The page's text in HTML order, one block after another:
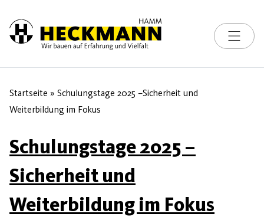
Skip to content
Toggle
Startseite » Schulungstage 2025 –Sicherheit und
Weiterbildung im Fokus
Schulungstage 2025 –
Sicherheit und
Weiterbildung im Fokus